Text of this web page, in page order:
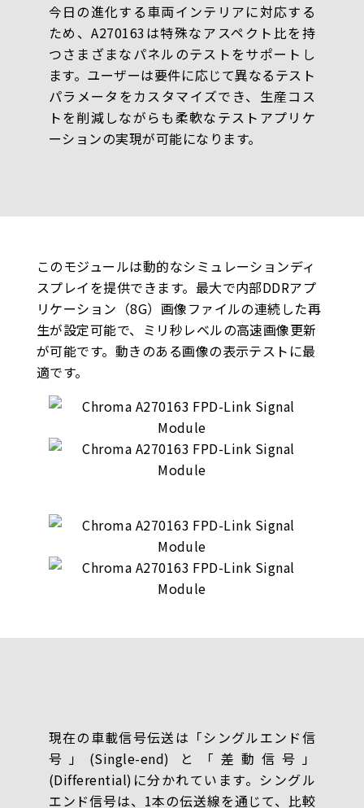
今日の進化する車両インテリアに対応する
ため、A270163は特殊なアスペクト比を持
つさまざまなパネルのテストをサポートし
ます。ユーザーは要件に応じて異なるテスト
パラメータをカスタマイズでき、生産コス
トを削減しながらも柔軟なテストアプリケ
ーションの実現が可能になります。
このモジュールは動的なシミュレーションディ
スプレイを提供できます。最大で内部DDRアプ
リケーション（8G）画像ファイルの連続した再
生が設定可能で、ミリ秒レベルの高速画像更新
が可能です。動きのある画像の表示テストに最
適です。
現在の車載信号伝送は「シングルエンド信
号」(Single-end) と「差動信号」
(Differential)に分かれています。シングル
エンド信号は、1本の伝送線を通じて、比較